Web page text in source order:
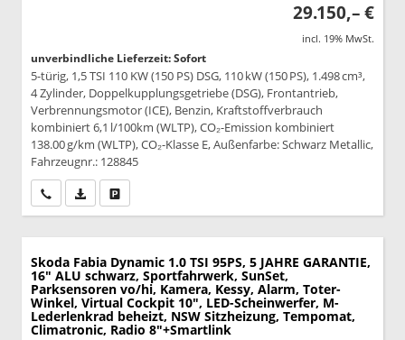
29.150,– €
incl. 19% MwSt.
unverbindliche Lieferzeit: Sofort
5-türig, 1,5 TSI 110 KW (150 PS) DSG, 110 kW (150 PS), 1.498 cm³,
4 Zylinder, Doppelkupplungsgetriebe (DSG), Frontantrieb,
Verbrennungsmotor (ICE), Benzin, Kraftstoffverbrauch
kombiniert 6,1 l/100km (WLTP), CO₂-Emission kombiniert
138.00 g/km (WLTP), CO₂-Klasse E, Außenfarbe: Schwarz Metallic,
Fahrzeugnr.: 128845
Wir rufen Sie anPDF-Datei, Fahrzeugexposé drucken
Skoda Fabia Dynamic 1.0 TSI 95PS, 5 JAHRE GARANTIE,
16" ALU schwarz, Sportfahrwerk, SunSet,
Parksensoren vo/hi, Kamera, Kessy, Alarm, Toter-
Winkel, Virtual Cockpit 10", LED-Scheinwerfer, M-
Lederlenkrad beheizt, NSW Sitzheizung, Tempomat,
Climatronic, Radio 8"+Smartlink